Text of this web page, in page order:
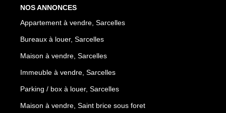
NOS ANNONCES
Appartement à vendre, Sarcelles
Bureaux à louer, Sarcelles
Maison à vendre, Sarcelles
Immeuble à vendre, Sarcelles
Parking / box à louer, Sarcelles
Maison à vendre, Saint brice sous foret